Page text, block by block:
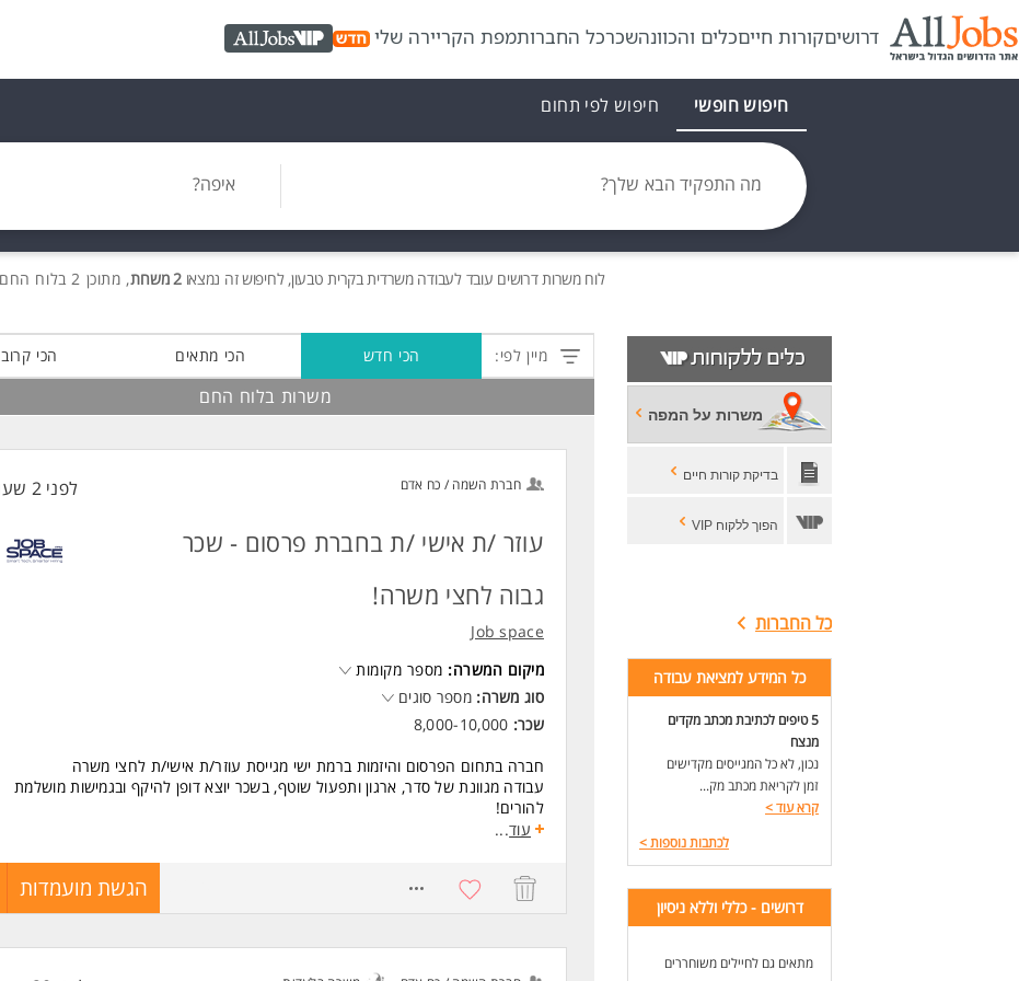
דרושיםקורות חייםכלים והכוונהשכרכל החברותמפת הקריירה שלי AllJobs VIP
חיפוש חופשי חיפוש לפי תחום
מה התפקיד הבא שלך? איפה?
לוח משרותדרושים עובד לעבודה משרדית בקרית טבעון, לחיפוש זה נמצאו2 משרות , מתוכן 2 בלוח החם חינם!
משרות על המפה
בדיקת קורות חיים
הפוך ללקוח VIP
כל החברות
כל המידע למציאת עבודה
5 טיפים לכתיבת מכתב מקדים
מנצח
נכון, לא כל המגייסים מקדישים
זמן לקריאת מכתב מק...
קרא עוד>
לכתבות נוספות>
דרושים - כללי וללא ניסיון
מתאים גם לחיילים משוחררים
מיין לפי: הכי חדש הכי מתאים הכי קרוב
משרות בלוח החם
חברת השמה / כח אדם לפני 2 שעות
עוזר /ת אישי /ת בחברת פרסום - שכר
גבוה לחצי משרה!
Job space
מיקום המשרה: מספר מקומות
סוג משרה: מספר סוגים
שכר: 8,000-10,000
חברה בתחום הפרסום והיזמות ברמת ישי מגייסת עוזר/ת אישי/ת לחצי משרה
עבודה מגוונת של סדר, ארגון ותפעול שוטף, בשכר יוצא דופן להיקף ובגמישות מושלמת
להורים!
- סדר וארגון ברמה גבוהה.
- הכנת הצעות מחיר.
- משימות אדמיניסטרטיביות מגוונות.
עוד...
הגשת מועמדות